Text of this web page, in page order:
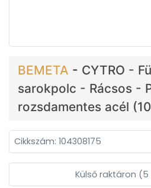
BEMETA - CYTRO -
sarokpolc - Rácsos -
rozsdamentes acél
Cikkszám: 104308175
Külső raktáron (5